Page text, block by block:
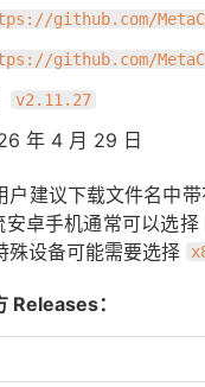
github.com/
github.com/
v2.11.27
年 4 月 29 日
户建议下载文件名中带
卓手机通常可以选择
殊设备可能需要选择
Releases：